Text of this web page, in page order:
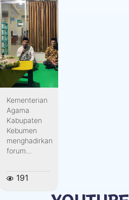
Kementerian
Agama
Kabupaten
Kebumen
menghadirkan
forum...
191